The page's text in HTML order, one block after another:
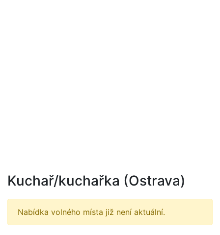
Kuchař/kuchařka (Ostrava)
Nabídka volného místa již není aktuální.